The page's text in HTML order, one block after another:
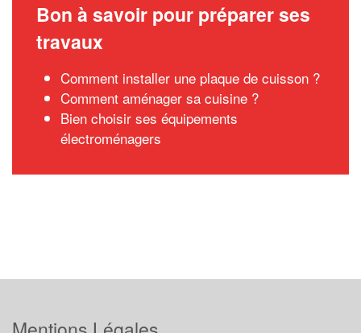
Bon à savoir pour préparer ses
travaux
Comment installer une plaque de cuisson ?
Comment aménager sa cuisine ?
Bien choisir ses équipements
électroménagers